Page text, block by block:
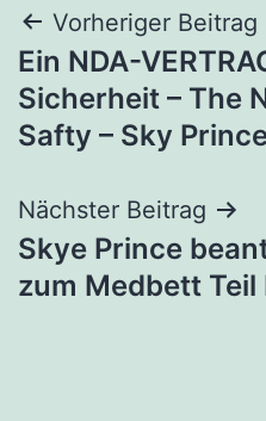
Vorheriger Beitrag
Ein NDA-
Sicherheit – The
Safty – Sky
Nächster Beitrag
Skye Prince
zum Medbett Teil